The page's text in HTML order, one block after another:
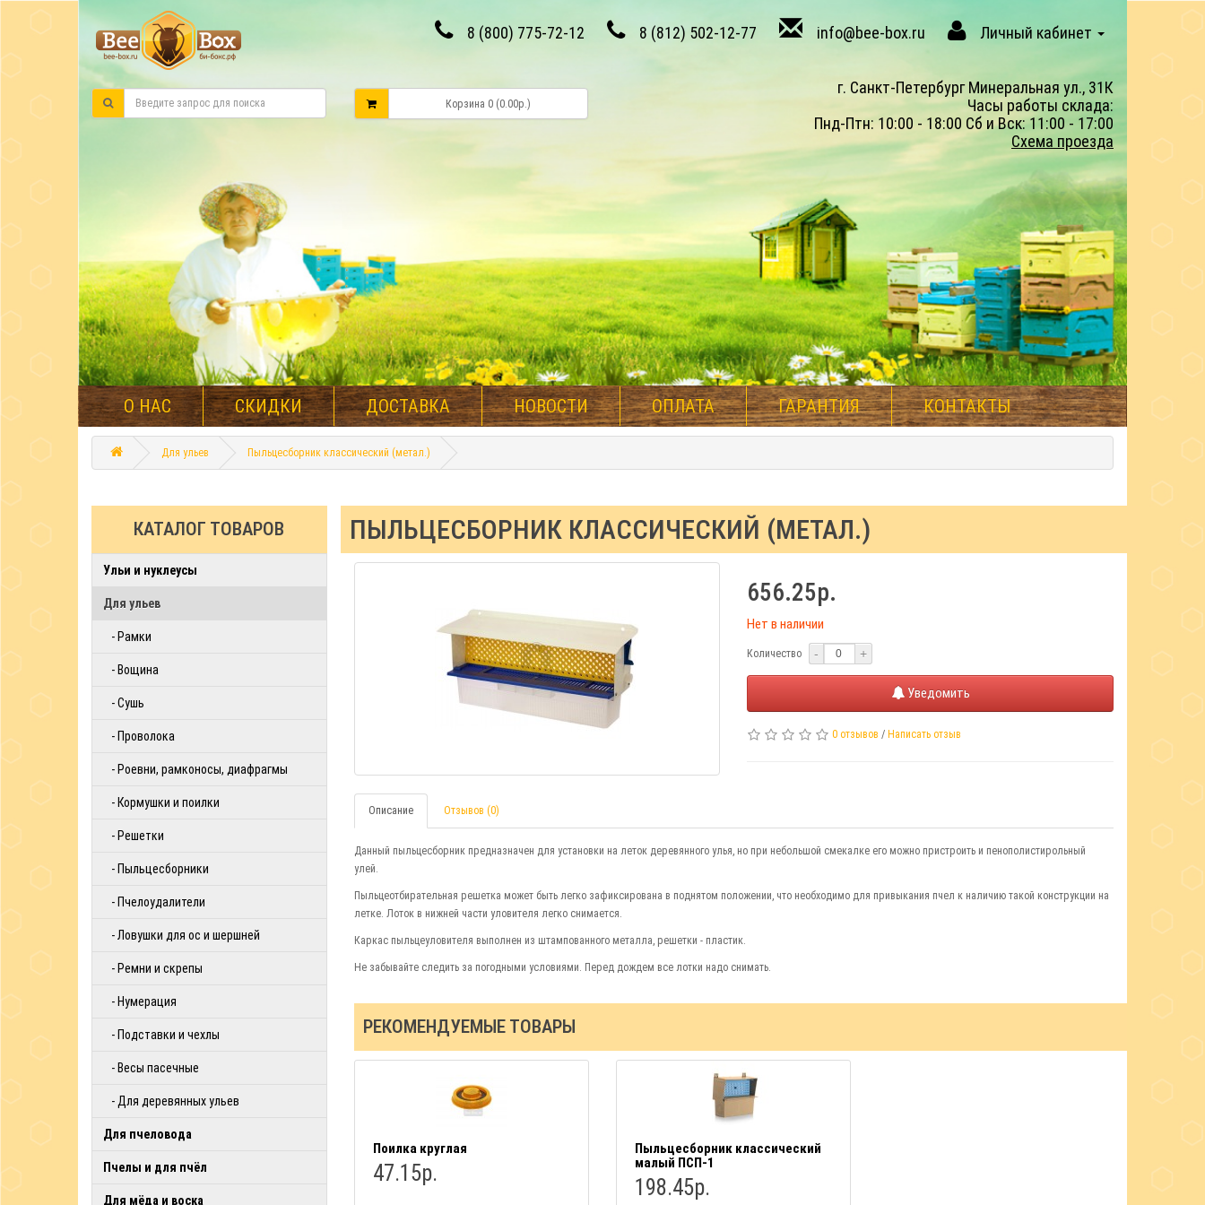
8 (800) 775-72-12 8 (812) 502-12-77 info@bee-box.ru Личный кабинет
Корзина 0 (0.00р.)
г. Санкт-Петербург Минеральная ул., 31К
Часы работы склада:
Пнд-Птн: 10:00 - 18:00 Сб и Вск: 11:00 - 17:00
Схема проезда
О НАС СКИДКИ ДОСТАВКА НОВОСТИ ОПЛАТА ГАРАНТИЯ КОНТАКТЫ
Для ульев Пыльцесборник классический (метал.)
КАТАЛОГ ТОВАРОВ
Ульи и нуклеусы
Для ульев
- Рамки
- Вощина
- Сушь
- Проволока
- Роевни, рамконосы, диафрагмы
- Кормушки и поилки
- Решетки
- Пыльцесборники
- Пчелоудалители
- Ловушки для ос и шершней
- Ремни и скрепы
- Нумерация
- Подставки и чехлы
- Весы пасечные
- Для деревянных ульев
Для пчеловода
Пчелы и для пчёл
Для мёда и воска
ПЫЛЬЦЕСБОРНИК КЛАССИЧЕСКИЙ (МЕТАЛ.)
656.25р.
Нет в наличии
Количество - +
Уведомить
0 отзывов / Написать отзыв
Описание Отзывов (0)
Данный пыльцесборник предназначен для установки на леток деревянного улья, но при небольшой смекалке его можно пристроить и пенополистирольный
улей.
Пыльцеотбирательная решетка может быть легко зафиксирована в поднятом положении, что необходимо для привыкания пчел к наличию такой конструкции на
летке. Лоток в нижней части уловителя легко снимается.
Каркас пыльцеуловителя выполнен из штампованного металла, решетки - пластик.
Не забывайте следить за погодными условиями. Перед дождем все лотки надо снимать.
РЕКОМЕНДУЕМЫЕ ТОВАРЫ
Поилка круглая
47.15р.
Пыльцесборник классический
малый ПСП-1
198.45р.